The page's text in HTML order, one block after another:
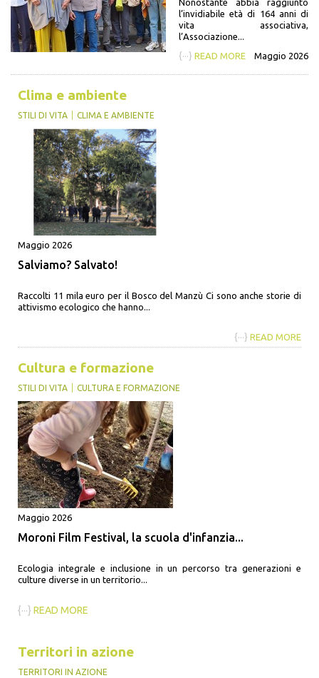
Nonostante abbia raggiunto
l’invidiabile età di 164 anni di
vita associativa,
l’Associazione...
{···} READ MORE Maggio 2026
Clima e ambiente
STILI DI VITA CLIMA E AMBIENTE
Maggio 2026
Salviamo? Salvato!
Raccolti 11 mila euro per il Bosco del Manzù Ci sono anche storie di
attivismo ecologico che hanno...
{···} READ MORE
Cultura e formazione
STILI DI VITA CULTURA E FORMAZIONE
Maggio 2026
Moroni Film Festival, la scuola d'infanzia...
Ecologia integrale e inclusione in un percorso tra generazioni e
culture diverse in un territorio...
{···} READ MORE
Territori in azione
TERRITORI IN AZIONE